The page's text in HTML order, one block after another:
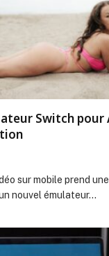
Switch pour
sur mobile prend
nouvel émulateur…